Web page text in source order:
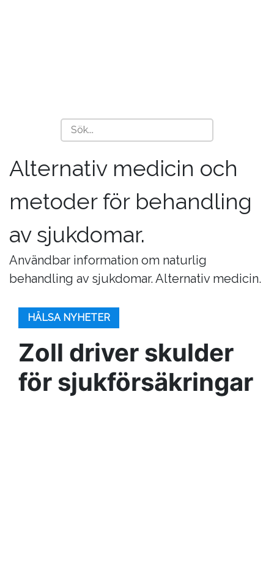
Alternativ medicin och
metoder för behandling
av sjukdomar.
Användbar information om naturlig
behandling av sjukdomar. Alternativ medicin.
HÄLSA NYHETER
Zoll driver skulder
för sjukförsäkringar